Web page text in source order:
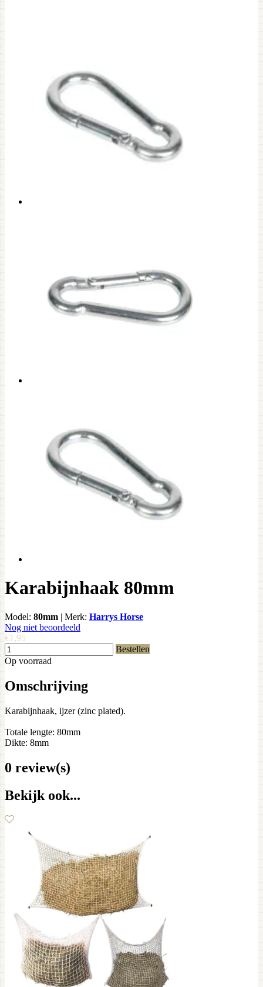
Karabijnhaak 80mm
Model: 80mm | Merk: Harrys Horse
Nog niet beoordeeld
€1,95
Bestellen
Op voorraad
Omschrijving
Karabijnhaak, ijzer (zinc plated).
Totale lengte: 80mm
Dikte: 8mm
0 review(s)
Bekijk ook...